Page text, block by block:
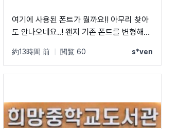
여기에 사용된 폰트가 뭘까요!! 아무리 찾아
도 안나오네요..! 왠지 기존 폰트를 변형해서
니다!
約13時間 前 閲覧 60 s*ven